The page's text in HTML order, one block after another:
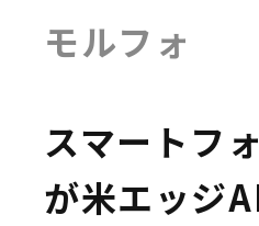
モルフォ
スマートフ
が米エッジ